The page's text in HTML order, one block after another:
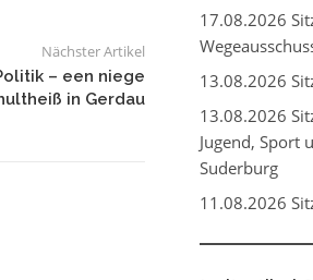
Nächster Artikel
– een niege
in Gerdau
17.08.2026
13.08.2026
13.08.2026
Jugend, Sport
Suderburg
11.08.2026